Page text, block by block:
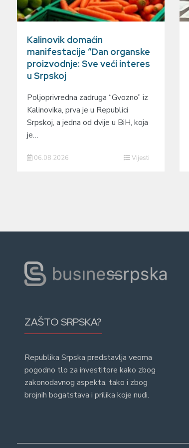
Kalinovik domaćin
manifestacije “Dan organske
proizvodnje: Sve veći interes
u Srpskoj
Poljoprivredna zadruga “Gvozno” iz
Kalinovika, prva je u Republici
Srpskoj, a jedna od dvije u BiH, koja
je…
06.08.2026 Vijesti
ZAŠTO SRPSKA?
Republika Srpska predstavlja veoma
pogodno tlo za investitore kako zbog
zakonodavnog aspekta, tako i zbog
brojnih bogatstava i prilika koje nudi.